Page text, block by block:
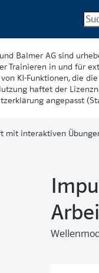
Balmer AG sind
in und für
KI-Funktionen, die
haftet der
angepasst
mit interaktiven